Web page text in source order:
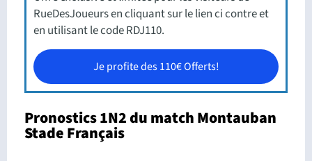
RueDesJoueurs en cliquant sur le lien ci contre et
en utilisant le code RDJ110.
Je profite des 110€ Offerts!
Pronostics 1N2 du match Montauban
Stade Français